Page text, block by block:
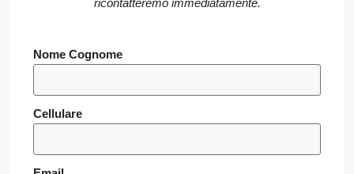
Nome Cognome
Cellulare